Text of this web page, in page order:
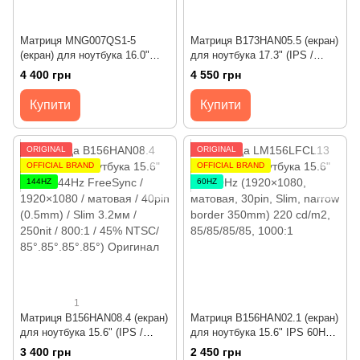
Матриця MNG007QS1-5
(екран) для ноутбука 16.0"
(IPS / 60Hz / 1920х1200 /
матова / 30pin (0.5mm) / Slim
3.2мм / 300nit / 1200:1 / 45%
NTSC / 89°.89°.89°.89°)
Оригінал
4 400 грн
Купити
Матриця B173HAN05.5 (екран)
для ноутбука 17.3" (IPS /
165Hz FreeSync / 1920×1080
FHD / матовая / 40pin (0.4mm)
/ Slim 3мм / 300nit / 1000:1 /
100% sRGB / 85°.85°.85°.85°)
Оригінал
4 550 грн
Купити
ORIGINAL
OFFICIAL BRAND
144HZ
1
Матриця B156HAN08.4 (екран)
для ноутбука 15.6" (IPS /
144Hz FreeSync / 1920×1080 /
3 400 грн
ORIGINAL
OFFICIAL BRAND
60HZ
Матриця B156HAN02.1 (екран)
для ноутбука 15.6" IPS 60Hz
(1920×1080, матова, 30pin,
2 450 грн